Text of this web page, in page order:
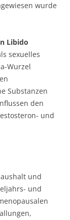
wurde
Libido
sexuelles
Wurzel
Substanzen
den
und
und
und